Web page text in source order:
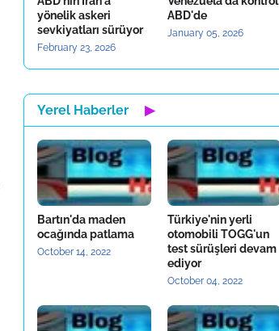
yönelik askeri
sevkiyatları sürüyor
February 23, 2026
ABD'de
January 05, 2026
Yerel Haberler ▶
Bartın'da maden
ocağında patlama
October 14, 2022
Türkiye'nin yerli
otomobili TOGG'un
test sürüşleri devam
ediyor
October 04, 2022